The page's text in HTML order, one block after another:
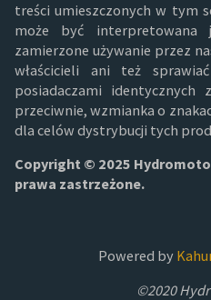
treści umieszczonych w tym
może być interpretowana
zamierzone używanie przez
właścicieli ani też
posiadaczami
przeciwnie, wzmianka o
dla celów dystrybucji tych
Copyright © 2025
prawa zastrzeżone.
Powered by
©2020